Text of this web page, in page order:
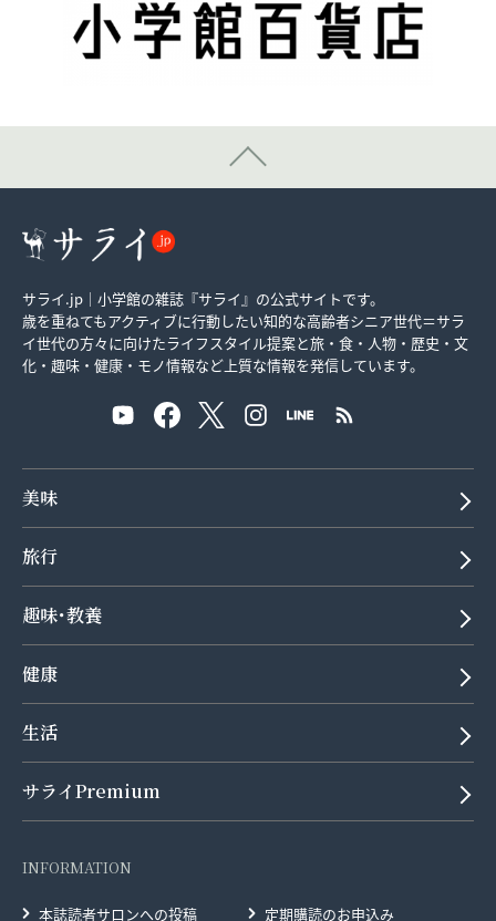
サライ.jp｜小学館の雑誌『サライ』の公式サイトです。
歳を重ねてもアクティブに行動したい知的な高齢者シニア世代＝サラ
イ世代の方々に向けたライフスタイル提案と旅・食・人物・歴史・文
化・趣味・健康・モノ情報など上質な情報を発信しています。
美味
旅行
趣味･教養
健康
生活
サライPremium
INFORMATION
本誌読者サロンへの投稿 定期購読のお申込み